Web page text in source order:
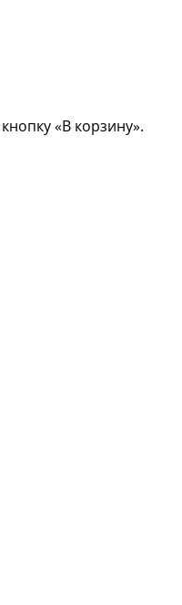
«В корзину».